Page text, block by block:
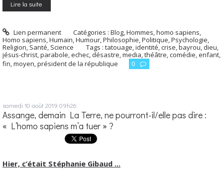
Lire la suite
Lien permanent Catégories :Blog,Hommes, homo sapiens,
Homo sapiens,Humain,Humour,Philosophie,Politique,Psychologie,
Religion, Santé, Science Tags : tatouage,identité,crise,bayrou, dieu,
jésus-christ,parabole,echec, désastre,media,théâtre,comédie,enfant,
fin,moyen,président de la république 0
samedi 10 août 2019 09h26
Assange, demain La Terre, ne pourront-il/elle pas dire :
« L’homo sapiens m’a tuer » ?
Hier, c’était Stéphanie Gibaud …